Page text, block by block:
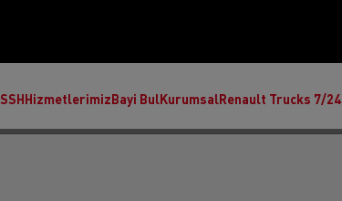
SSHHizmetlerimizBayi BulKurumsalRenault Trucks 7/24